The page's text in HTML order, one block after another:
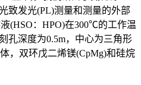
致发光(PL)测量和测量的外部
(HSO：HPO)在300℃的工作温
孔深度为0.5m，中心为三角形
，双环戊二烯镁(CpMg)和硅烷